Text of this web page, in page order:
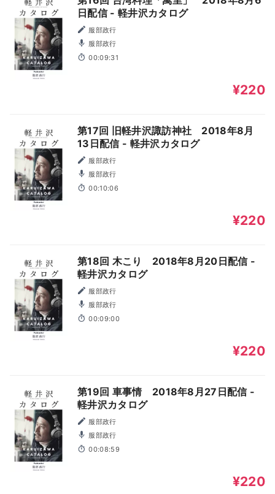
日配信 - 軽井沢カタログ
服部政行
服部政行
00:09:31
¥220
第17回 旧軽井沢諏訪神社 2018年8月
13日配信 - 軽井沢カタログ
服部政行
服部政行
00:10:06
¥220
第18回 木こり 2018年8月20日配信 -
軽井沢カタログ
服部政行
服部政行
00:09:00
¥220
第19回 車事情 2018年8月27日配信 -
軽井沢カタログ
服部政行
服部政行
00:08:59
¥220